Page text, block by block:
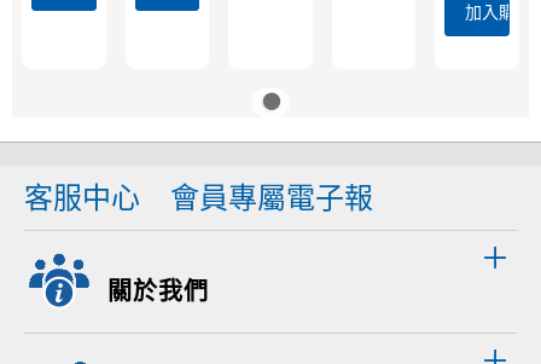
加入購物
客服中心 會員專屬電子報
關於我們